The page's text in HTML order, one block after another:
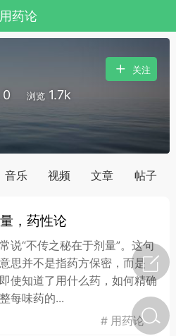
用药论
中医人！
0 浏览 1.7k
关注
音乐 视频 文章 帖子
，药性论
说“不传之秘在于剂量”。这句
思并不是指药方保密，而是
使知道了用什么药，如何精确
每味药的...
# 用药论